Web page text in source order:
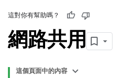
這對你有幫助嗎？
網路共用
這個頁面中的內容